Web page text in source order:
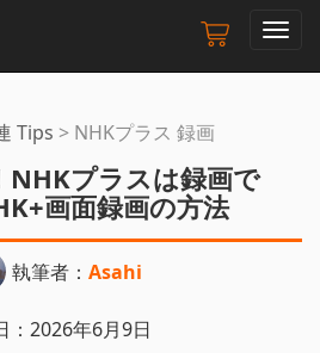
ナ
切
Tips > NHKプラス 録画
NHKプラスは録画で
画面録画の方法
執筆者： Asahi
：2026年6月9日